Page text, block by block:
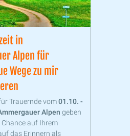
​​​​​​​in
Alpen für
Wege zu mir
Trauernde vom01.10. -
Alpen geben
Chance auf Ihrem
das Erinnern als